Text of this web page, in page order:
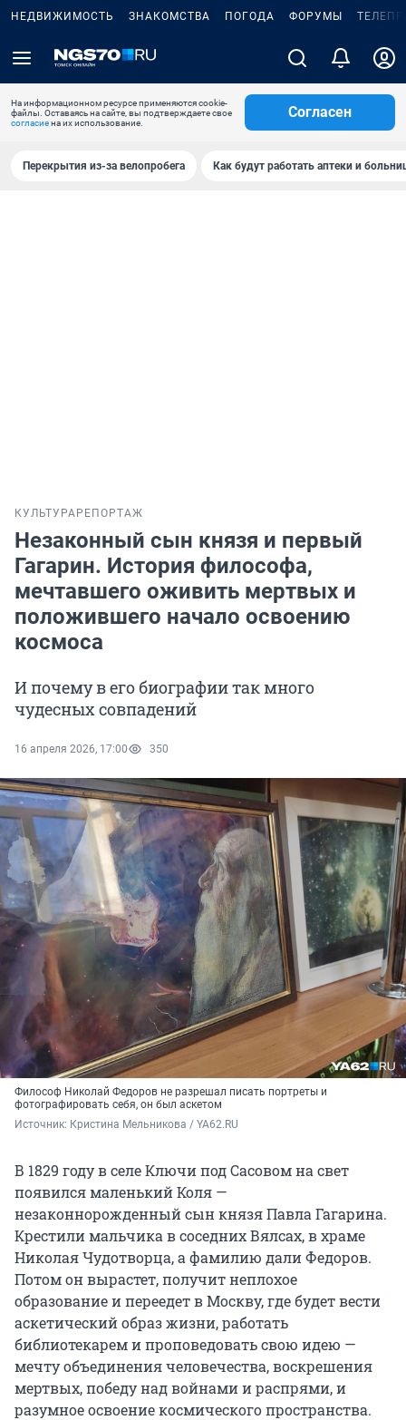
НЕДВИЖИМОСТЬ ЗНАКОМСТВА ПОГОДА ФОРУМЫ
На информационном ресурсе применяются cookie-
файлы. Оставаясь на сайте, вы подтверждаете свое
согласиена их использование.
Согласен
Перекрытия из-за велопробега Как будут работать аптеки и
КУЛЬТУРА РЕПОРТАЖ
Незаконный сын князя и первый
Гагарин. История философа,
мечтавшего оживить мертвых и
положившего начало освоению
космоса
И почему в его биографии так много
чудесных совпадений
16 апреля 2026, 17:00 350
Философ Николай Федоров не разрешал писать портреты и
фотографировать себя, он был аскетом
Источник: Кристина Мельникова / YA62.RU
В 1829 году в селе Ключи под Сасовом на свет
появился маленький Коля —
незаконнорожденный сын князя Павла Гагарина.
Крестили мальчика в соседних Вялсах, в храме
Николая Чудотворца, а фамилию дали Федоров.
Потом он вырастет, получит неплохое
образование и переедет в Москву, где будет вести
аскетический образ жизни, работать
библиотекарем и проповедовать свою идею —
мечту объединения человечества, воскрешения
мертвых, победу над войнами и распрями, и
разумное освоение космического пространства.